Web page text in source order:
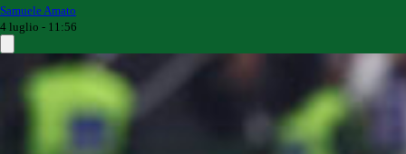
Samuele Amato
4 luglio - 11:56